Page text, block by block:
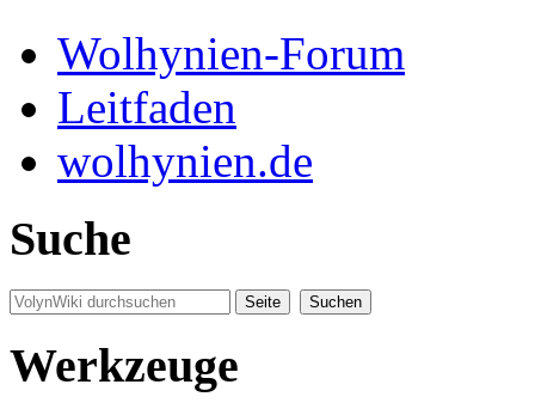
Wolhynien-Forum
Leitfaden
wolhynien.de
Suche
Werkzeuge